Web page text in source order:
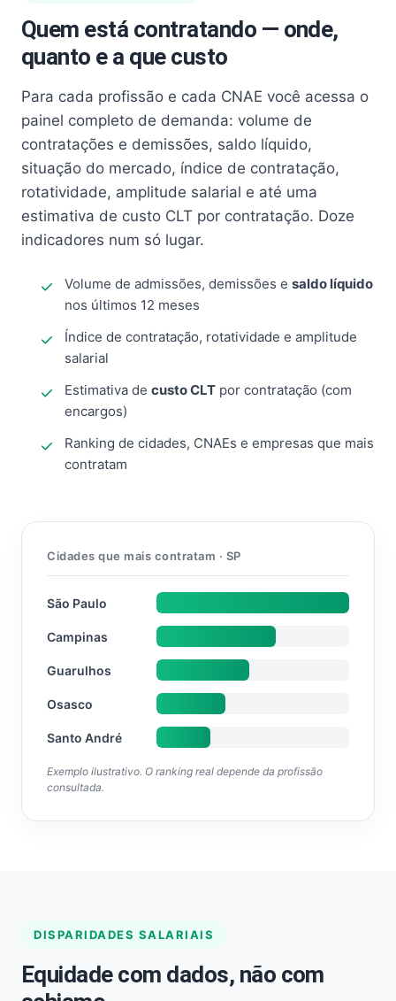
Quem está contratando — onde,
quanto e a que custo
Para cada profissão e cada CNAE você acessa o
painel completo de demanda: volume de
contratações e demissões, saldo líquido,
situação do mercado, índice de contratação,
rotatividade, amplitude salarial e até uma
estimativa de custo CLT por contratação. Doze
indicadores num só lugar.
Volume de admissões, demissões e saldo líquido
nos últimos 12 meses
Índice de contratação, rotatividade e amplitude
salarial
Estimativa de custo CLT por contratação (com
encargos)
Ranking de cidades, CNAEs e empresas que mais
contratam
Cidades que mais contratam · SP
São Paulo
Campinas
Guarulhos
Osasco
Santo André
Exemplo ilustrativo. O ranking real depende da profissão
consultada.
DISPARIDADES SALARIAIS
Equidade com dados, não com